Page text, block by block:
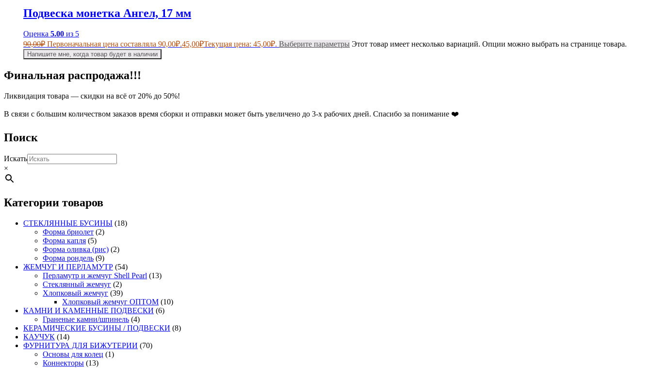
Подвеска монетка Ангел, 17 мм
Оценка 5.00 из 5
90,00₽ Первоначальная цена составляла 90,00₽.45,00₽Текущая цена: 45,00₽. Выберите параметры Этот товар имеет несколько вариаций. Опции можно выбрать на странице товара.
Напишите мне, когда товар будет в наличии
Финальная распродажа!!!
Ликвидация товара — скидки на всё от 20% до 50%!
В связи с большим количеством заказов время сборки и отправки может быть увеличено до 3-х рабочих дней. Спасибо за понимание ❤️
Поиск
Искать
×
Категории товаров
СТЕКЛЯННЫЕ БУСИНЫ (18)
Форма бриолет (2)
Форма капля (5)
Форма оливка (рис) (2)
Форма рондель (9)
ЖЕМЧУГ И ПЕРЛАМУТР (54)
Перламутр и жемчуг Shell Pearl (13)
Стеклянный жемчуг (2)
Хлопковый жемчуг (39)
Хлопковый жемчуг ОПТОМ (10)
КАМНИ И КАМЕННЫЕ ПОДВЕСКИ (6)
Граненые камни/шпинель (4)
КЕРАМИЧЕСКИЕ БУСИНЫ / ПОДВЕСКИ (8)
КАУЧУК (14)
ФУРНИТУРА ДЛЯ БИЖУТЕРИИ (70)
Основы для колец (1)
Коннекторы (13)